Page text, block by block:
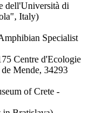
dell'Università di
Italy)
Specialist
Centre d'Ecologie
Mende, 34293
of Crete -